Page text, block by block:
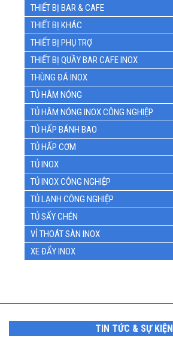
THIẾT BỊ BAR & CAFE
THIẾT BỊ KHÁC
THIẾT BỊ PHỤ TRỢ
THIẾT BỊ QUẦY BAR CAFE INOX
THÙNG ĐÁ INOX
TỦ HÂM NÓNG
TỦ HÂM NÓNG INOX CÔNG NGHIỆP
TỦ HẤP BÁNH BAO
TỦ HẤP CƠM
TỦ INOX
TỦ INOX CÔNG NGHIỆP
TỦ LẠNH CÔNG NGHIỆP
TỦ SẤY CHÉN
VỈ THOÁT SÀN INOX
XE ĐẨY INOX
TIN TỨC & SỰ KIỆN